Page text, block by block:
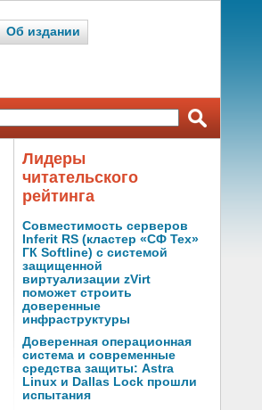
Об издании
Лидеры
читательского
рейтинга
Совместимость серверов
Inferit RS (кластер «СФ Тех»
ГК Softline) с системой
защищенной
виртуализации zVirt
поможет строить
доверенные
инфраструктуры
Доверенная операционная
система и современные
средства защиты: Astra
Linux и Dallas Lock прошли
испытания